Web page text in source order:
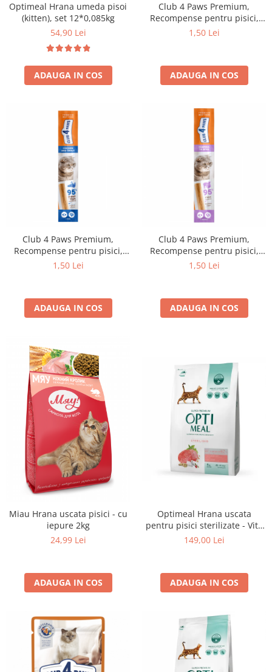
Optimeal Hrana umeda pisoi
(kitten), set 12*0,085kg
54,90 Lei
ADAUGA IN COS
Club 4 Paws Premium,
Recompense pentru pisici,
stick cu somon si cod, 5g
1,50 Lei
ADAUGA IN COS
Club 4 Paws Premium,
Recompense pentru pisici,
stick cu pui si pastrav, 5g
1,50 Lei
ADAUGA IN COS
Club 4 Paws Premium,
Recompense pentru pisici,
stick Stick moale pentru pisici,
rasfatul zilnic al pisicilor
adulte si pisoilor.
Recompensa CLUB 4
1,50 Lei
ADAUGA IN COS
Miau Hrana uscata pisici - cu
iepure 2kg
24,99 Lei
ADAUGA IN COS
Optimeal Hrana uscata
pentru pisici sterilizate - Vita
si Sorg, 4 kg
149,00 Lei
ADAUGA IN COS